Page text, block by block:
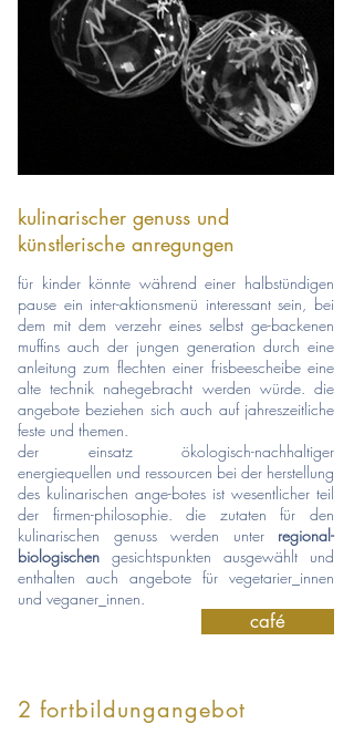
kulinarischer genuss und
künstlerische anregungen
für kinder könnte während einer halbstündigen
pause ein inter-aktionsmenü interessant sein, bei
dem mit dem verzehr eines selbst ge-backenen
muffins auch der jungen generation durch eine
anleitung zum flechten einer frisbeescheibe eine
alte technik nahegebracht werden würde. die
angebote beziehen sich auch auf jahreszeitliche
feste und themen.
der einsatz ökologisch-nachhaltiger
energiequellen und ressourcen bei der herstellung
des kulinarischen ange-botes ist wesentlicher teil
der firmen-philosophie. die zutaten für den
kulinarischen genuss werden unter regional-
biologischen gesichtspunkten ausgewählt und
enthalten auch angebote für vegetarier_innen
und veganer_innen.
café
2 fortbildungangebot